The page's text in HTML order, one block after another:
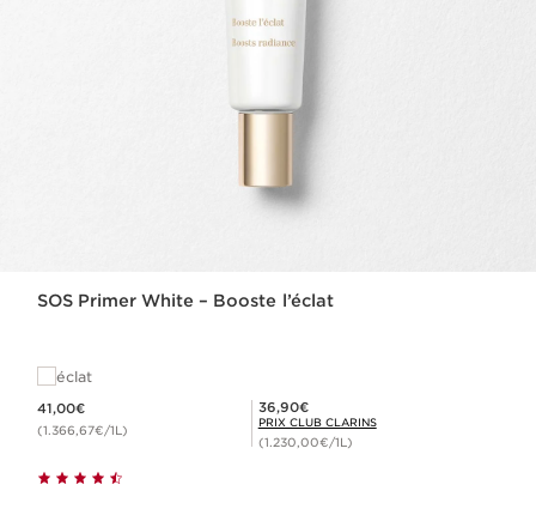
SOS Primer White – Booste l’éclat
éclat
41,00€
(1.366,67€/1L)
Prix Club Clarins 36,90€
36,90€
PRIX CLUB CLARINS
(1.230,00€/1L)